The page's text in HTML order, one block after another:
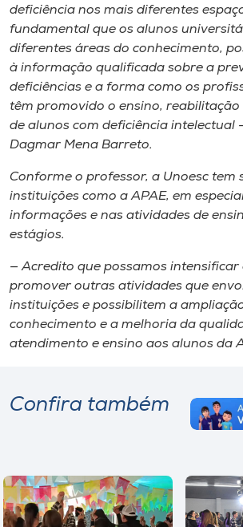
deficiência nos mais diferentes
fundamental que os alunos
diferentes áreas do conhecimento,
à informação qualificada sobre a
deficiências e a forma como os
têm promovido o ensino, reabilitação
de alunos com deficiência intelectual
Dagmar Mena Barreto.
Conforme o professor, a Unoesc tem
instituições como a APAE, em
informações e nas atividades de
estágios.
— Acredito que possamos intensificar
promover outras atividades que
instituições e possibilitem a
conhecimento e a melhoria da
atendimento e ensino aos alunos da
Confira também